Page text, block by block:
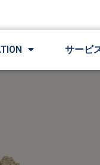
サービ